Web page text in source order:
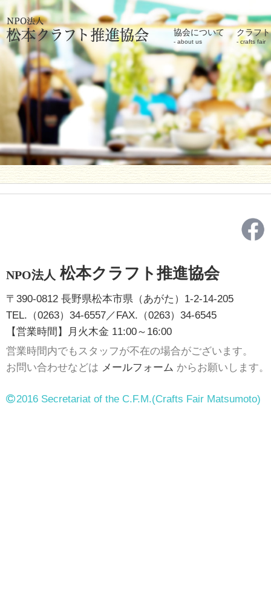
協会について
about us
クラフ
crafts fair
NPO法人 松本クラフト推進協会
〒390-0812 長野県松本市県（あがた）1-2-14-205
TEL.（0263）34-6557／FAX.（0263）34-6545
【営業時間】月火木金 11:00～16:00
営業時間内でもスタッフが不在の場合がございます。
お問い合わせなどは メールフォーム からお願いします。
2016 Secretariat of the C.F.M.(Crafts Fair Matsumoto)